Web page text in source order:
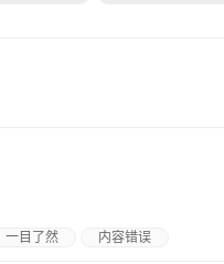
一目了然 内容错误